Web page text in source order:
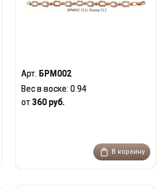
Арт. БРМ002
Вес в воске:0.94
от360 руб.
В корзину